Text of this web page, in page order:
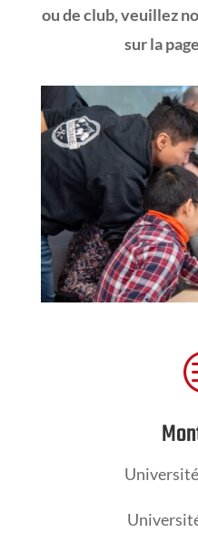
ou de club, veuillez
sur la